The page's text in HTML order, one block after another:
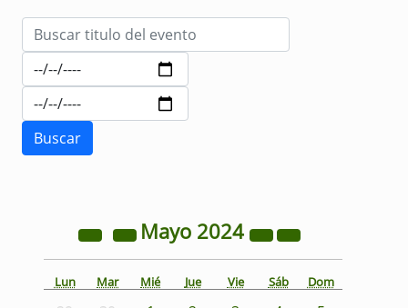
Mayo 2024
Lun Mar Mié Jue Vie Sáb Dom